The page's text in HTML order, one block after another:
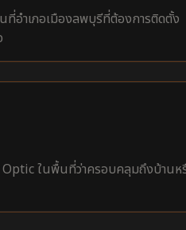
อำเภอเมืองลพบุรีที่ต้องการติดตั้ง
Optic ในพื้นที่ว่าครอบคลุมถึงบ้านห